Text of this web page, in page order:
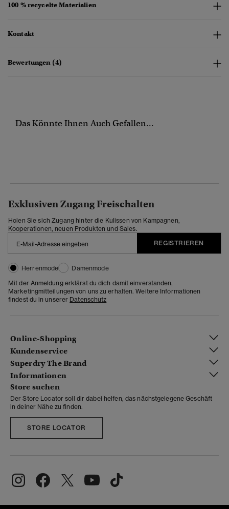
100 % recycelte Materialien
Kontakt
Bewertungen (4)
Das Könnte Ihnen Auch Gefallen...
Exklusiven Zugang Freischalten
Holen Sie sich Zugang hinter die Kulissen von Kampagnen,
Kooperationen, neuen Produkten und Sales.
REGISTRIEREN
Herrenmode
Damenmode
Mit der Anmeldung erklärst du dich damit einverstanden,
Marketingmitteilungen von uns zu erhalten. Weitere Informationen
findest du in unserer Datenschutz
Online-Shopping
Kundenservice
Superdry The Brand
Informationen
Store suchen
Der Store Locator soll dir dabei helfen, das nächstgelegene Geschäft
in deiner Nähe zu finden.
STORE LOCATOR